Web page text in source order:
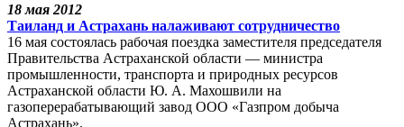
18 мая 2012
Таиланд и Астрахань налаживают сотрудничество
16 мая состоялась рабочая поездка заместителя председателя
Правительства Астраханской области — министра
промышленности, транспорта и природных ресурсов
Астраханской области Ю. А. Махошвили на
газоперерабатывающий завод ООО «Газпром добыча
Астрахань».